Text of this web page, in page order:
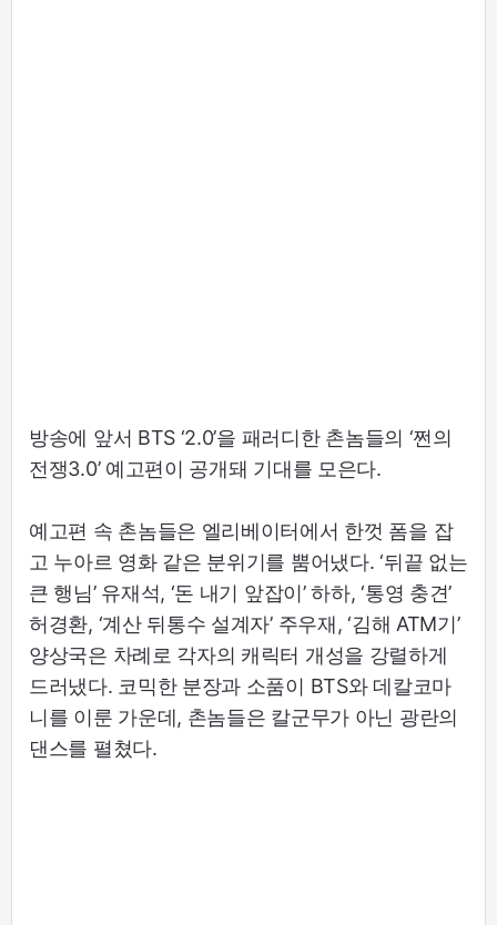
방송에 앞서 BTS ‘2.0’을 패러디한 촌놈들의 ‘쩐의
전쟁3.0’ 예고편이 공개돼 기대를 모은다.
예고편 속 촌놈들은 엘리베이터에서 한껏 폼을 잡
고 누아르 영화 같은 분위기를 뿜어냈다. ‘뒤끝 없는
큰 행님’ 유재석, ‘돈 내기 앞잡이’ 하하, ‘통영 충견’
허경환, ‘계산 뒤통수 설계자’ 주우재, ‘김해 ATM기’
양상국은 차례로 각자의 캐릭터 개성을 강렬하게
드러냈다. 코믹한 분장과 소품이 BTS와 데칼코마
니를 이룬 가운데, 촌놈들은 칼군무가 아닌 광란의
댄스를 펼쳤다.